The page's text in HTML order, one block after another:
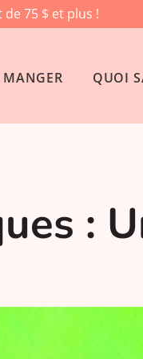
75 $ et plus !
QUOI
: